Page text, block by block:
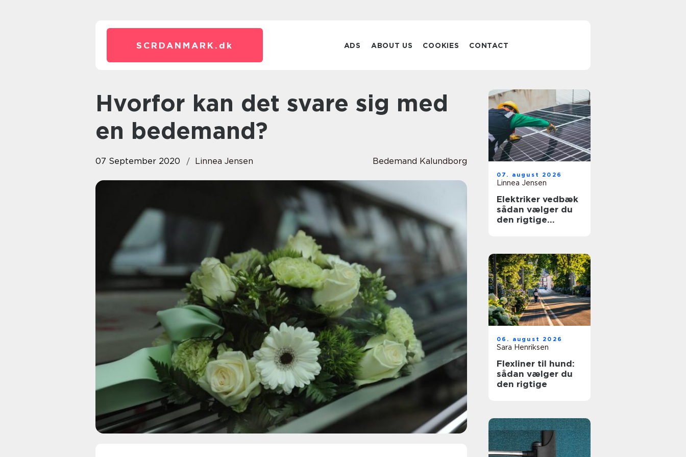
SCRDANMARK. dk ADS ABOUT US COOKIES CONTACT
Hvorfor kan det svare sig med
en bedemand?
07 September 2020 Linnea Jensen Bedemand Kalundborg
07. august 2026
Linnea Jensen
Elektriker vedbæk
sådan vælger du
den rigtige
06. august 2026
Sara Henriksen
Flexliner til hund:
sådan vælger du
den rigtige